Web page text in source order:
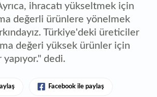
ihracatı yükseltmek için
değerli ürünlere yönelmek
Türkiye'deki üreticiler
değeri yüksek ürünler için
yapıyor." dedi.
Facebook ile paylaş